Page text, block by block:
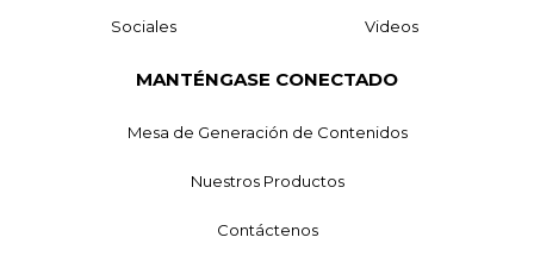
Sociales Videos
MANTÉNGASE CONECTADO
Mesa de Generación de Contenidos
Nuestros Productos
Contáctenos